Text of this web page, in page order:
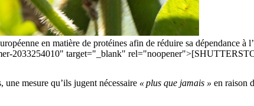
en matière de protéines afin de réduire sa dépendance à
2033254010" target="_blank"
mesure qu’ils jugent nécessaire « plus que jamais » en raison